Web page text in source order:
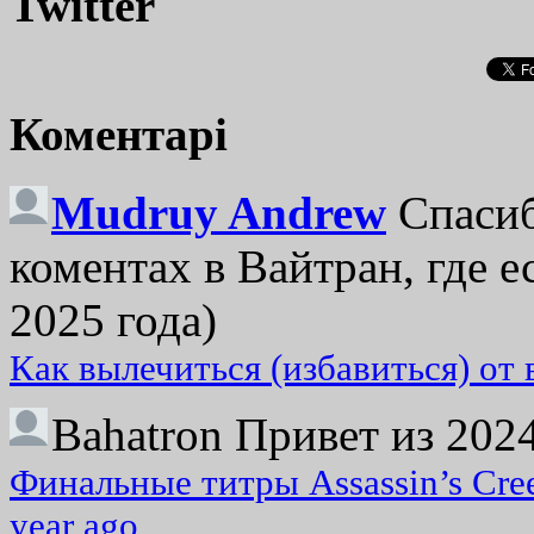
Коментарі
Mudruy Andrew
коментах в Вайтран, где
2025 года)
Как вылечиться (избавиться)
Bahatron Привет из
Финальные титры Assassin’s
year ago